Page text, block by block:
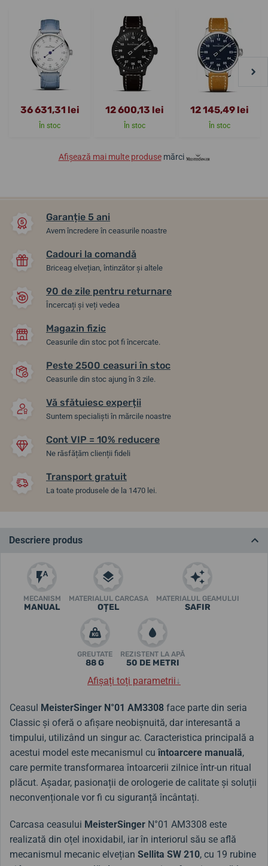
36 631,31 lei
În stoc
12 600,13 lei
În stoc
12 145,49 lei
În stoc
Afișează mai multe produsemărci
Garanție 5 ani
Avem încredere în ceasurile noastre
Cadouri la comandă
Briceag elvețian, întinzător și altele
90 de zile pentru returnare
Încercați și veți vedea
Magazin fizic
Ceasurile din stoc pot fi încercate.
Peste 2500 ceasuri în stoc
Ceasurile din stoc ajung în 3 zile.
Vă sfătuiesc experții
Suntem specialiști în mărcile noastre
Cont VIP = 10% reducere
Ne răsfățăm clienții fideli
Transport gratuit
La toate produsele de la 1470 lei.
Descriere produs
MECANISM
MANUAL
MATERIALUL CARCASA
OȚEL
MATERIALUL GEAMULUI
SAFIR
GREUTATE
88 G
REZISTENT LA APĂ
50 DE METRI
Afișați toți parametrii↓
Ceasul MeisterSinger N°01 AM3308 face parte din seria
Classic și oferă o afișare neobișnuită, dar interesantă a
timpului, utilizând un singur ac. Caracteristica principală a
acestui model este mecanismul cuîntoarcere manuală,
care permite transformarea întoarcerii zilnice într-un ritual
plăcut. Așadar, pasionații de orologerie de calitate și soluții
neconvenționale vor fi cu siguranță încântați.
Carcasa ceasului MeisterSinger N°01 AM3308 este
realizată din oțel inoxidabil, iar în interiorul său se află
mecanismul mecanic elvețian Sellita SW 210, cu 19 rubine